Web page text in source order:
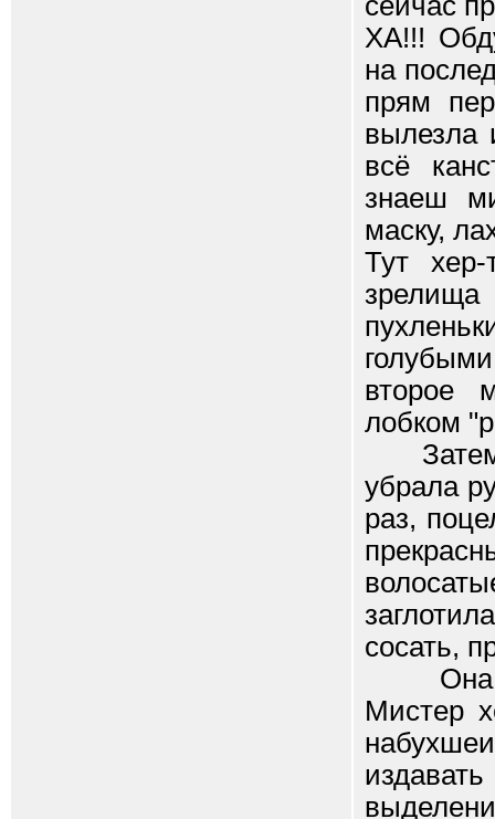
ХА!!!
на
прям
вылезла
всё
знаеш
маску,
Тут
второе
лобком
Затем
убрала
раз,
сосать,
Она
Мистер